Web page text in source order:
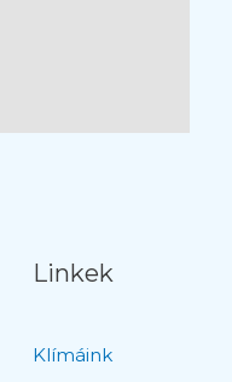
Linkek
Klímáink